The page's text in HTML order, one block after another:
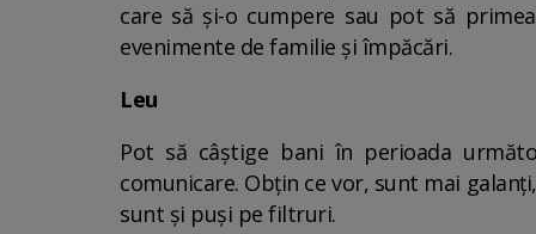
care să și-o cumpere sau pot să
evenimente de familie și împăcări.
Leu
Pot să câștige bani în perioada
comunicare. Obțin ce vor, sunt mai
sunt și puși pe filtruri.